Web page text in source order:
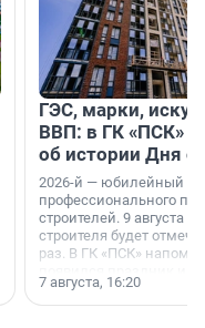
ГЭС, марки,
ВВП: в ГК «ПСК»
об истории Дня
2026-й — юбилейный
профессионального
строителей. 9 августа
строителя будет
раз. В ГК «ПСК»
поменялась роль
7 августа, 16:20